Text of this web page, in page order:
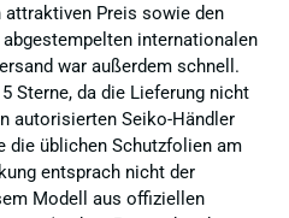
attraktiven Preis sowie den
internationalen
war außerdem schnell.
Sterne, da die Lieferung nicht
autorisierten Seiko-Händler
die üblichen Schutzfolien am
entsprach nicht der
Modell aus offiziellen